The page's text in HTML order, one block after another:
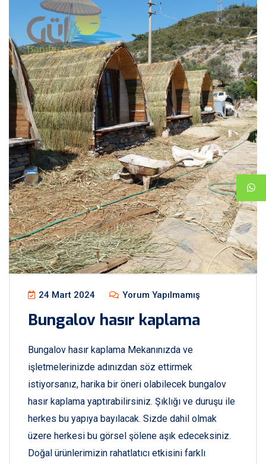
24 Mart 2024 Yorum Yapılmamış
Bungalov hasır kaplama
Bungalov hasır kaplama Mekanınızda ve
işletmelerinizde adınızdan söz ettirmek
istiyorsanız, harika bir öneri olabilecek bungalov
hasır kaplama yaptırabilirsiniz. Şıklığı ve duruşu ile
herkes bu yapıya bayılacak. Sizde dahil olmak
üzere herkesi bu görsel şölene aşık edeceksiniz.
Doğal ürünlerimizin rahatlatıcı etkisini farklı